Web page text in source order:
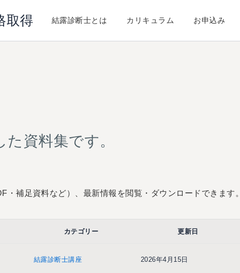
取得 結露診断士とは カリキュラム お申込み
資料集です。
・補足資料など）、最新情報を閲覧・ダウンロードできます。
カテゴリー 更新日
結露診断士講座 2026年4月15日